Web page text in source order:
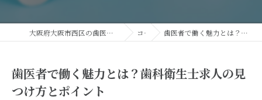
大阪府大阪市西区の歯医者なら境川おとな・こども歯科 矯正歯科 コラム 歯医者で働く魅力とは？歯科衛生士求人の見つけ方とポイント
歯医者で働く魅力とは？歯科衛生士求人の見
つけ方とポイント